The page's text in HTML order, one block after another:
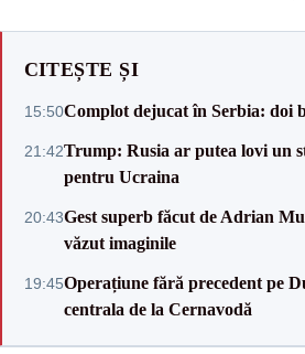
CITEȘTE ȘI
15:50Complot dejucat în Serbia: doi
21:42Trump: Rusia ar putea lovi un
pentru Ucraina
20:43Gest superb făcut de Adrian
văzut imaginile
19:45Operațiune fără precedent pe
centrala de la Cernavodă